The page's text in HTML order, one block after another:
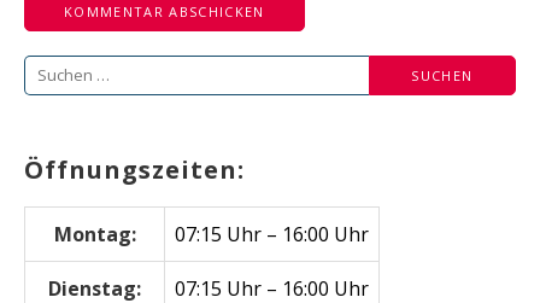
Suchen
Öffnungszeiten:
Montag: 07:15 Uhr – 16:00 Uhr
Dienstag: 07:15 Uhr – 16:00 Uhr